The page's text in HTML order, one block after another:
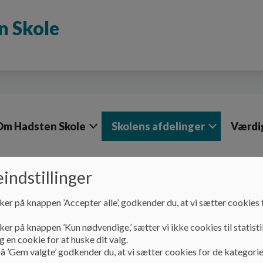
Skole
Hadsten Skole Skolens afdelinger
Skolens afdelinger
Skolens afdelinger
på knappen ’Accepter alle’, godkender du, at vi sætter
på knappen ’Kun nødvendige,’ sætter vi ikke cookies til
en cookie for at huske dit valg.
’Gem valgte’ godkender du, at vi sætter cookies for de